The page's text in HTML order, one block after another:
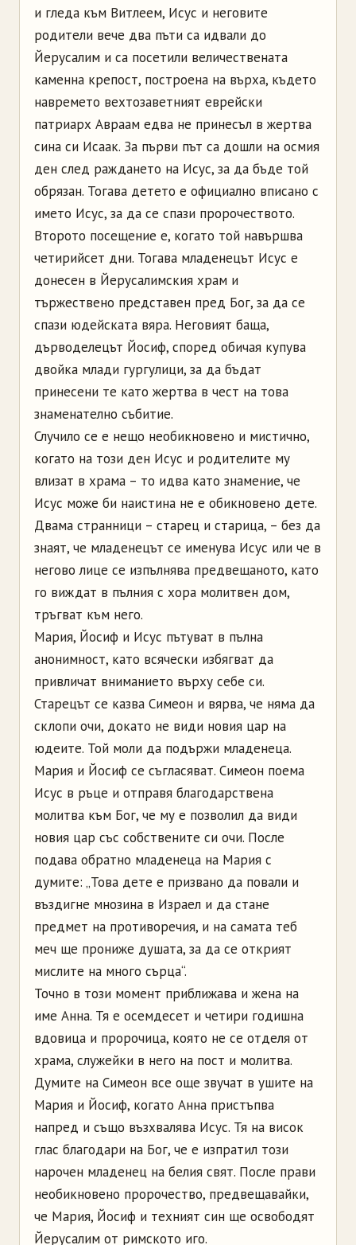
и гледа към Витлеем, Исус и неговите
родители вече два пъти са идвали до
Йерусалим и са посетили величествената
каменна крепост, построена на върха, където
навремето вехтозаветният еврейски
патриарх Авраам едва не принесъл в жертва
сина си Исаак. За първи път са дошли на осмия
ден след раждането на Исус, за да бъде той
обрязан. Тогава детето е официално вписано с
името Исус, за да се спази пророчеството.
Второто посещение е, когато той навършва
четирийсет дни. Тогава младенецът Исус е
донесен в Йерусалимския храм и
тържествено представен пред Бог, за да се
спази юдейската вяра. Неговият баща,
дърводелецът Йосиф, според обичая купува
двойка млади гургулици, за да бъдат
принесени те като жертва в чест на това
знаменателно събитие.
Случило се е нещо необикновено и мистично,
когато на този ден Исус и родителите му
влизат в храма – то идва като знамение, че
Исус може би наистина не е обикновено дете.
Двама странници – старец и старица, – без да
знаят, че младенецът се именува Исус или че в
негово лице се изпълнява предвещаното, като
го виждат в пълния с хора молитвен дом,
тръгват към него.
Мария, Йосиф и Исус пътуват в пълна
анонимност, като всячески избягват да
привличат вниманието върху себе си.
Старецът се казва Симеон и вярва, че няма да
склопи очи, докато не види новия цар на
юдеите. Той моли да подържи младенеца.
Мария и Йосиф се съгласяват. Симеон поема
Исус в ръце и отправя благодарствена
молитва към Бог, че му е позволил да види
новия цар със собствените си очи. После
подава обратно младенеца на Мария с
думите: „Това дете е призвано да повали и
въздигне мнозина в Израел и да стане
предмет на противоречия, и на самата теб
меч ще прониже душата, за да се открият
мислите на много сърца“.
Точно в този момент приближава и жена на
име Анна. Тя е осемдесет и четири годишна
вдовица и пророчица, която не се отделя от
храма, служейки в него на пост и молитва.
Думите на Симеон все още звучат в ушите на
Мария и Йосиф, когато Анна пристъпва
напред и също възхвалява Исус. Тя на висок
глас благодари на Бог, че е изпратил този
нарочен младенец на белия свят. После прави
необикновено пророчество, предвещавайки,
че Мария, Йосиф и техният син ще освободят
Йерусалим от римското иго.